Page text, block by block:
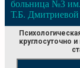
круглосуточно